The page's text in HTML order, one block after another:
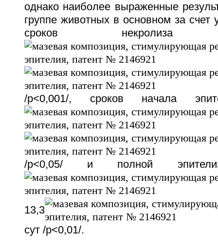
однако наиболее выраженные
группе животных в основном за счет
сроков
/p<0,001/, сроков начала
/p<0,05/ и полной
13,3
сут /p<0,01/.